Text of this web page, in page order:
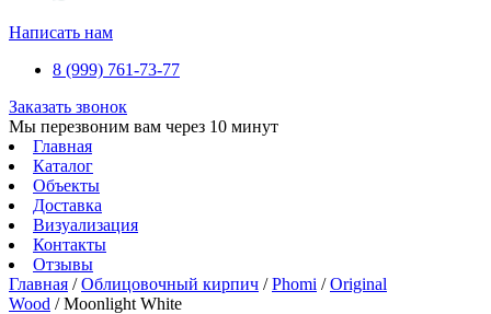
Написать нам
8 (999) 761-73-77
Заказать звонок
Мы перезвоним вам через 10 минут
Главная
Каталог
Объекты
Доставка
Визуализация
Контакты
Отзывы
Главная /Облицовочный кирпич /Phomi /Original
Wood / Moonlight White